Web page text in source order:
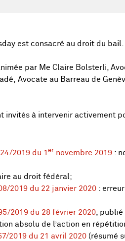
est consacré au droit du bail.
par Me Claire Bolsterli,
Avocate au Barreau de
invités à intervenir activement
2019 du 1 er novembre 2019:
au droit fédéral;
2019 du 22 janvier 2020 :
2019 du 28 février 2020, publié
absolu de l’action en
2019 du 21 avril 2020(résumé